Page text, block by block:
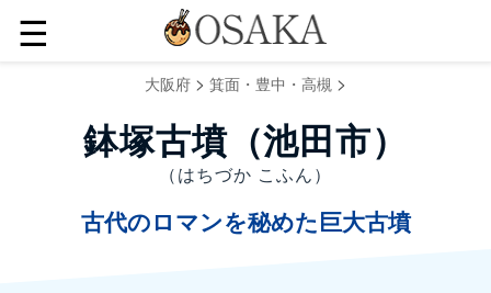
☰
大阪府 > 箕面・豊中・高槻 >
鉢塚古墳（池田市）
（はちづか こふん）
古代のロマンを秘めた巨大古墳